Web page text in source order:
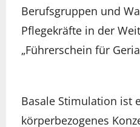
Berufsgruppen und
Pflegekräfte in der
„Führerschein für
Basale Stimulation ist
körperbezogenes